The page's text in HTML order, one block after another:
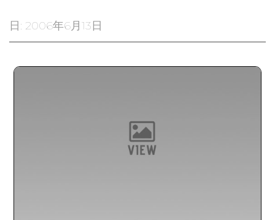
日: 2006年6月13日